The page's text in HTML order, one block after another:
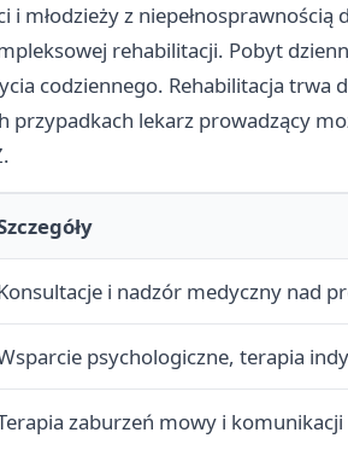
i młodzieży z
rehabilitacji. Pobyt
codziennego. Rehabilitacja trwa
lekarz prowadzący
i nadzór medyczny nad
psychologiczne, terapia
zaburzeń mowy i komunikacji